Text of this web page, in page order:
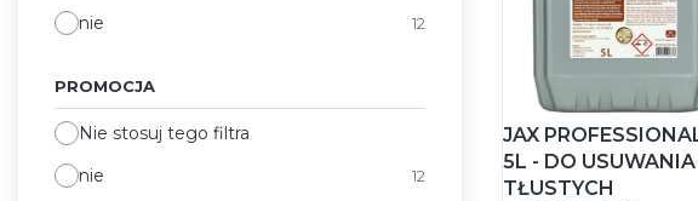
nie
12
PROMOCJA
Nie stosuj tego filtra
nie
12
JAX
5L - DO USUWANIA
TŁUSTYCH